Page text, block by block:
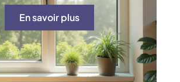
En savoir plus